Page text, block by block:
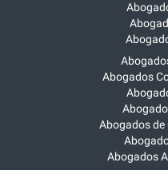
Abogados
Abogados de
Abogados